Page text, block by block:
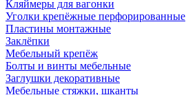
Кляймеры для вагонки
Уголки крепёжные перфорированные
Пластины монтажные
Заклёпки
Мебельный крепёж
Болты и винты мебельные
Заглушки декоративные
Мебельные стяжки, шканты